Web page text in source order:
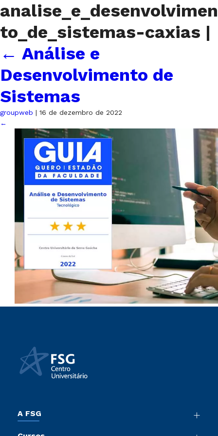
analise_e_desenvolvimen
to_de_sistemas-caxias |
← Análise e
Desenvolvimento de
Sistemas
groupweb | 16 de dezembro de 2022
←
A FSG